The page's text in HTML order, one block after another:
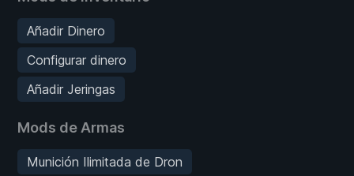
Añadir Dinero
Configurar dinero
Añadir Jeringas
Mods de Armas
Munición Ilimitada de Dron